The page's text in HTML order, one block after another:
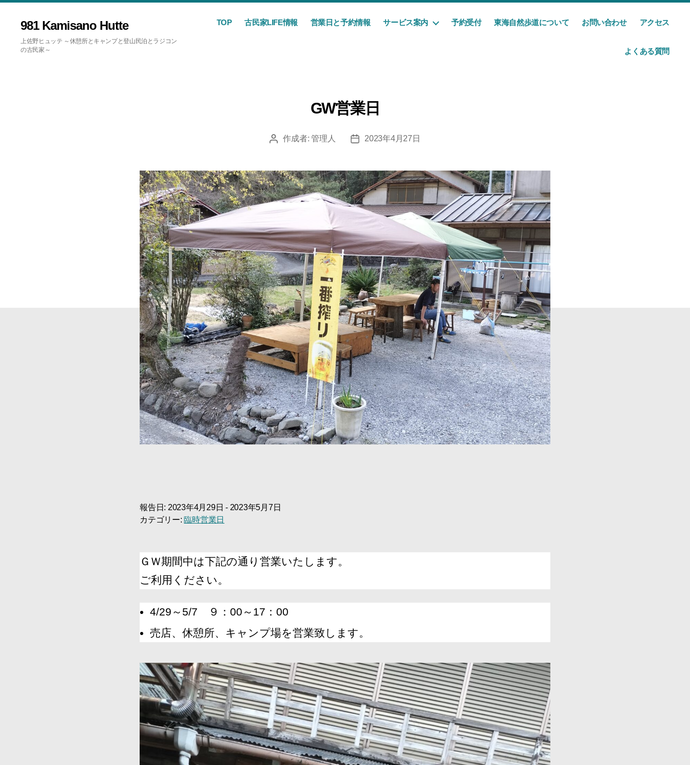
981 Kamisano Hutte
上佐野ヒュッテ ～休憩所とキャンプと登山民泊とラジコン
の古民家～
TOP 古民家LIFE情報 営業日と予約情報 サービス案内 予約受付 東海自然歩道について お問い合わせ アクセス
よくある質問
GW営業日
投
作成者:管理人
投
2023年4月27日
報告日: 2023年4月29日 - 2023年5月7日
カテゴリー: 臨時営業日
ＧＷ期間中は下記の通り営業いたします。
ご利用ください。
4/29～5/7 ９：00～17：00
売店、休憩所、キャンプ場を営業致します。